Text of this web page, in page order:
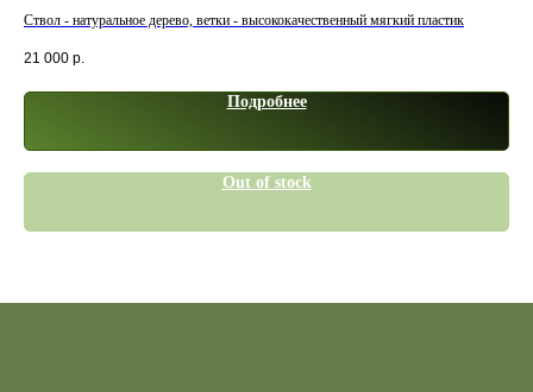
Ствол - натуральное дерево, ветки - высококачественный мягкий пластик
21 000 р.
Подробнее
Out of stock